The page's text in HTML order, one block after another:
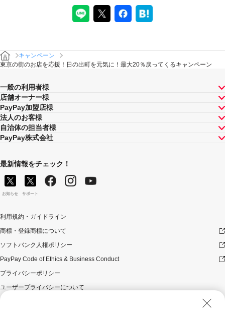
キャンペーン
東京の街のお店を応援！日の出町を元気に！最大20％戻ってくるキャンペーン
一般の利用者様
店舗オーナー様
PayPay加盟店様
法人のお客様
自治体の担当者様
PayPay株式会社
最新情報をチェック！
お知らせ サポート
利用規約・ガイドライン
商標・登録商標について
ソフトバンク人権ポリシー
PayPay Code of Ethics & Business Conduct
プライバシーポリシー
ユーザープライバシーについて